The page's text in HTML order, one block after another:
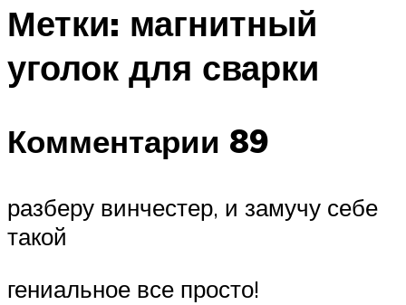
Метки: магнитный
уголок для сварки
Комментарии 89
разберу винчестер, и замучу себе
такой
гениальное все просто!